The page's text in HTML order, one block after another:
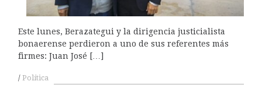
Este lunes, Berazategui y la dirigencia justicialista
bonaerense perdieron a uno de sus referentes más
firmes: Juan José […]
Política